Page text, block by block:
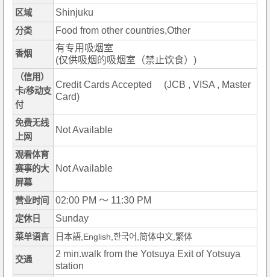
区域 Shinjuku
分类 Food from other countries,Other
香烟
有专用吸烟室
(仅供吸烟的吸烟室（禁止饮食）)
（信用）
卡/移动支
付
Credit Cards Accepted (JCB , VISA , Master
Card)
免费无线
上网
Not Available
观看体育
赛事的大
屏幕
Not Available
营业时间 02:00 PM ～ 11:30 PM
定休日 Sunday
菜单语言 日本語,English,한국어,简体中文,繁体
交通
2 min.walk from the Yotsuya Exit of Yotsuya
station